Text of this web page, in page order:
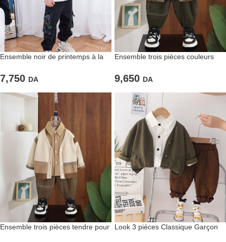
Ensemble noir de printemps à la
7,750 DA
Ensemble trois pièces couleurs
9,650 DA
Ensemble trois pièces tendre pour
Look 3 piéces Classique Garçon